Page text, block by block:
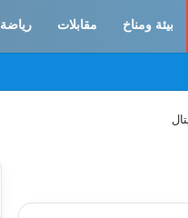
بيئة ومناخ مقابلات رياضة
سعودية بـ”صحن الجن” في مأرب